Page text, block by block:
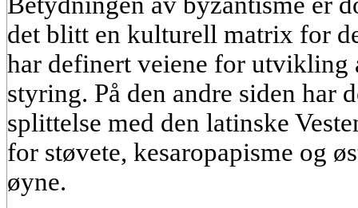
det blitt en kulturell matrix for
har definert veiene for utvikling
styring. På den andre siden har
splittelse med den latinske
for støvete, kesaropapisme og
øyne.